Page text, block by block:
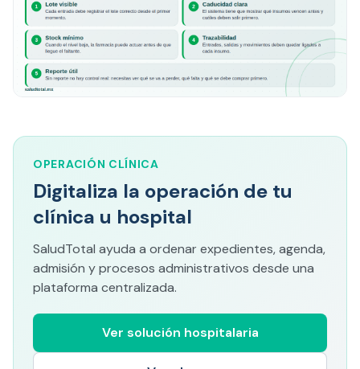
OPERACIÓN CLÍNICA
Digitaliza la operación de tu
clínica u hospital
SaludTotal ayuda a ordenar expedientes, agenda,
admisión y procesos administrativos desde una
plataforma centralizada.
Ver solución hospitalaria